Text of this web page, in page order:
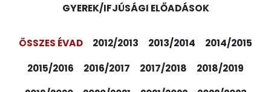
GYEREK/IFJÚSÁGI ELŐADÁSOK
ÖSSZES ÉVAD 2012/2013 2013/2014
2014/2015
2015/2016
2016/2017 2017/2018
2018/2019